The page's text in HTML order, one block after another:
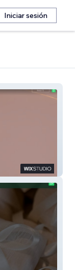
Iniciar sesión